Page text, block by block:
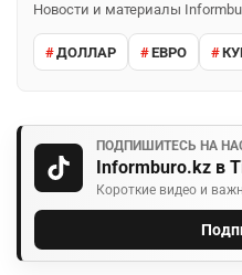
Новости и материалы
ДОЛЛАР ЕВРО
ПОДПИШИТЕСЬ НА
Informburo.kz в
Короткие видео и